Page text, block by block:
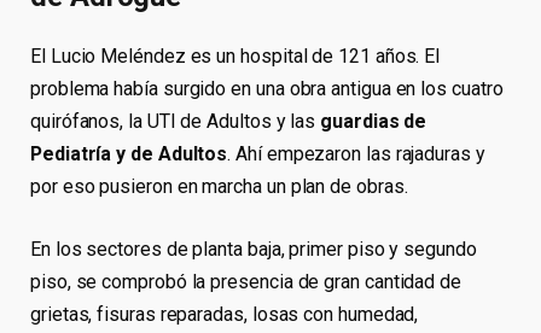
El Lucio Meléndez es un hospital de 121 años. El
problema había surgido en una obra antigua en los cuatro
quirófanos, la UTI de Adultos y las guardias de
Pediatría y de Adultos. Ahí empezaron las rajaduras y
por eso pusieron en marcha un plan de obras.
En los sectores de planta baja, primer piso y segundo
piso, se comprobó la presencia de gran cantidad de
grietas, fisuras reparadas, losas con humedad,